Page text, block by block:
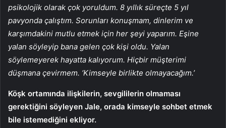
psikolojik olarak çok yoruldum. 8 yıllık süreçte 5 yıl
pavyonda çalıştım. Sorunları konuşmam, dinlerim ve
karşımdakini mutlu etmek için her şeyi yaparım. Eşine
yalan söyleyip bana gelen çok kişi oldu. Yalan
söylemeyerek hayatta kalıyorum. Hiçbir müşterimi
düşmana çevirmem. ‘Kimseyle birlikte olmayacağım.’
Köşk ortamında ilişkilerin, sevgililerin olmaması
gerektiğini söyleyen Jale, orada kimseyle sohbet etmek
bile istemediğini ekliyor.